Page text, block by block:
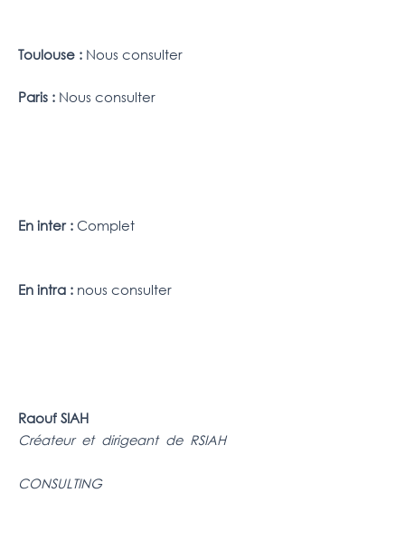
Toulouse : Nous consulter
Paris : Nous consulter
En inter : Complet
En intra : nous consulter
Raouf SIAH
Créateur et dirigeant de RSIAH
CONSULTING